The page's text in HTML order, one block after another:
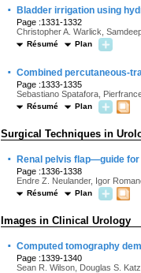
· Bladder irrigation using
Page :1331-1332
Christopher A. Warlick,
Résumé Plan
· Combined percutaneous-
Page :1333-1335
Sebastiano Spatafora,
Résumé Plan
Surgical Techniques in
· Renal pelvis flap—guide
Page :1336-1338
Endre Z. Neulander, Igor
Résumé Plan
Images in Clinical Urology
· Computed tomography
Page :1339-1340
Sean R. Wilson, Douglas S. Katz